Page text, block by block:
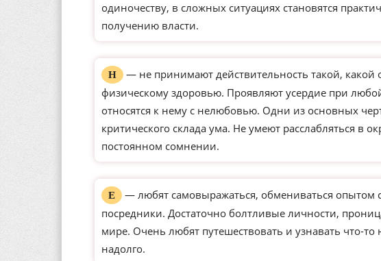
одиночеству, в сложных ситуациях становятся
получению власти.
Н
— не принимают действительность такой, какой
физическому здоровью. Проявляют усердие при
относятся к нему с нелюбовью. Одни из основных
критического склада ума. Не умеют расслабляться в
постоянном сомнении.
Е
— любят самовыражаться, обмениваться
посредники. Достаточно болтливые личности,
мире. Очень любят путешествовать и узнавать что-
надолго.